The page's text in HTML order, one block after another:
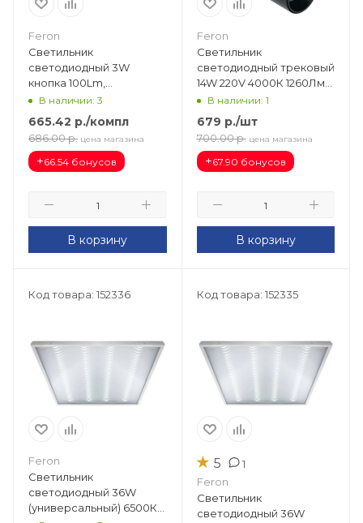
Feron
Светильник
светодиодный 3W
кнопка 100Lm,
150х40х25мм, белый
(3*ААА в компл не вход)
FN1210 23381
В наличии: 3
665.42 р./компл
686.00 р. цена магазина
+66.54 бонусов
В корзину
Feron
Светильник
светодиодный трековый
14W 220V 4000К 1260Лм
AL140 (черный) d50
50х138 41610
В наличии: 1
679 р./шт
700.00 р. цена магазина
+67.90 бонусов
В корзину
Код товара: 152336
Feron
Светильник
светодиодный 36W
(универсальный) 6500К
Код товара: 152335
★ 5 1
Feron
Светильник
светодиодный 36W